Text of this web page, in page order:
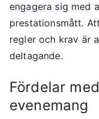
engagera sig med
prestationsmått.
regler och krav är
deltagande.
Fördelar
evenemang